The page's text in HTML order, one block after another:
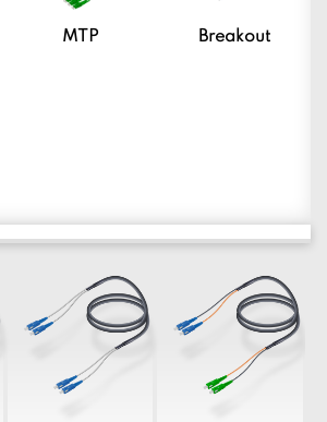
MTP Breakout